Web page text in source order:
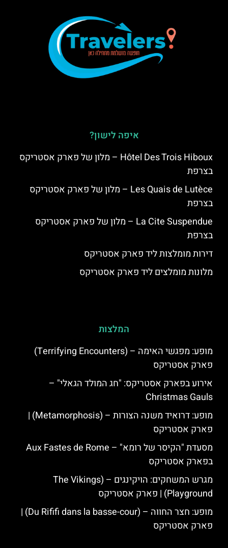
איפה לישון?
Hôtel Des Trois Hiboux – מלון של פארק אסטריקס
בצרפת
Les Quais de Lutèce – מלון של פארק אסטריקס
בצרפת
La Cite Suspendue – מלון של פארק אסטריקס
בצרפת
דירות מומלצות ליד פארק אסטריקס
מלונות מומלצים ליד פארק אסטריקס
המלצות
מופע: מפגשי האימה – (Terrifying Encounters)
פארק אסטריקס
אירוע בפארק אסטריקס: "חג המולד הגאלי" –
Christmas Gauls
מופע: דרואיד משנה הצורות – (Metamorphosis) |
פארק אסטריקס
מסעדת "הקיסר של רומא" – Aux Fastes de Rome
בפארק אסטריקס
מגרש המשחקים: הויקינגים – (The Vikings
Playground) | פארק אסטריקס
מופע: חצר החווה – (Du Rififi dans la basse-cour) |
פארק אסטריקס